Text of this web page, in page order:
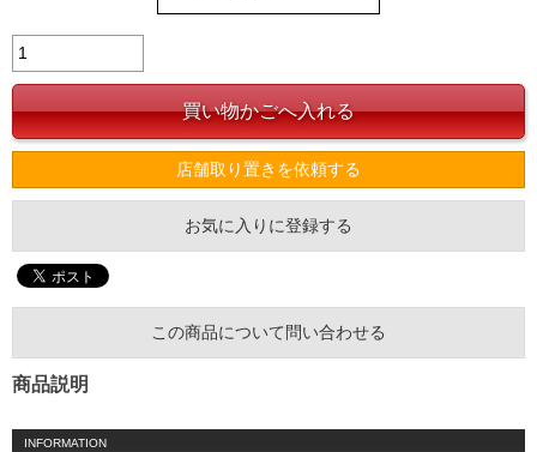
店舗取り置きを依頼する
お気に入りに登録する
この商品について問い合わせる
商品説明
INFORMATION